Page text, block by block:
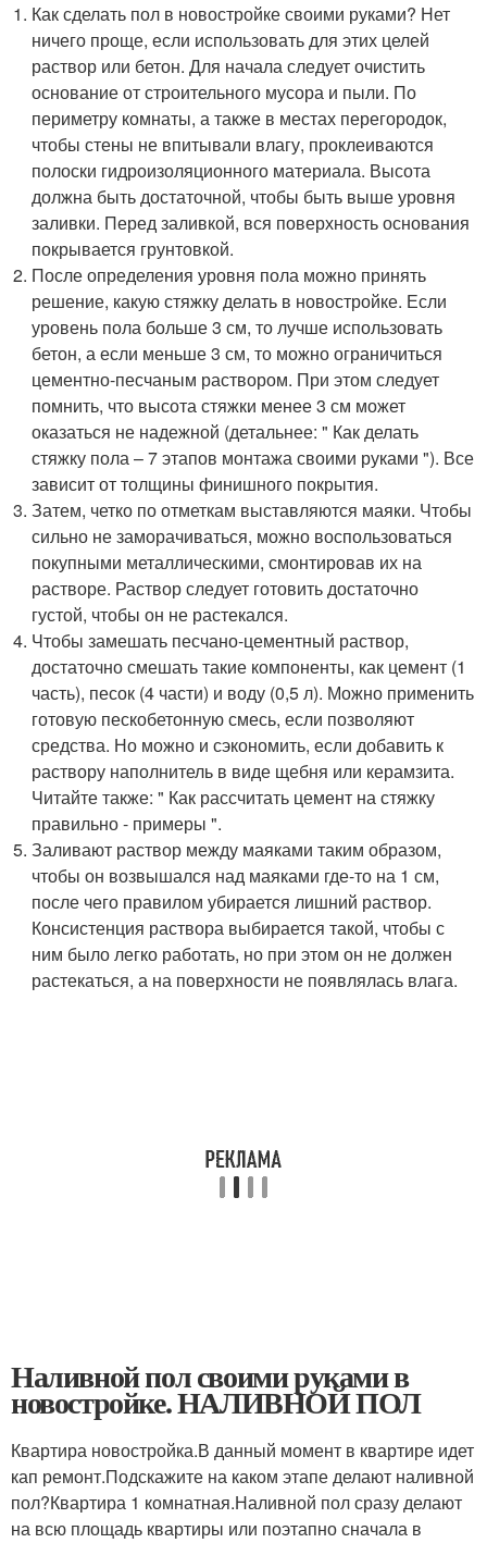
Как сделать пол в новостройке своими руками? Нет
ничего проще, если использовать для этих целей
раствор или бетон. Для начала следует очистить
основание от строительного мусора и пыли. По
периметру комнаты, а также в местах перегородок,
чтобы стены не впитывали влагу, проклеиваются
полоски гидроизоляционного материала. Высота
должна быть достаточной, чтобы быть выше уровня
заливки. Перед заливкой, вся поверхность основания
покрывается грунтовкой.
После определения уровня пола можно принять
решение, какую стяжку делать в новостройке. Если
уровень пола больше 3 см, то лучше использовать
бетон, а если меньше 3 см, то можно ограничиться
цементно-песчаным раствором. При этом следует
помнить, что высота стяжки менее 3 см может
оказаться не надежной (детальнее: " Как делать
стяжку пола – 7 этапов монтажа своими руками "). Все
зависит от толщины финишного покрытия.
Затем, четко по отметкам выставляются маяки. Чтобы
сильно не заморачиваться, можно воспользоваться
покупными металлическими, смонтировав их на
растворе. Раствор следует готовить достаточно
густой, чтобы он не растекался.
Чтобы замешать песчано-цементный раствор,
достаточно смешать такие компоненты, как цемент (1
часть), песок (4 части) и воду (0,5 л). Можно применить
готовую пескобетонную смесь, если позволяют
средства. Но можно и сэкономить, если добавить к
раствору наполнитель в виде щебня или керамзита.
Читайте также: " Как рассчитать цемент на стяжку
правильно - примеры ".
Заливают раствор между маяками таким образом,
чтобы он возвышался над маяками где-то на 1 см,
после чего правилом убирается лишний раствор.
Консистенция раствора выбирается такой, чтобы с
ним было легко работать, но при этом он не должен
растекаться, а на поверхности не появлялась влага.
Наливной пол своими руками в
новостройке. НАЛИВНОЙ ПОЛ
Квартира новостройка.В данный момент в квартире идет
кап ремонт.Подскажите на каком этапе делают наливной
пол?Квартира 1 комнатная.Наливной пол сразу делают
на всю площадь квартиры или поэтапно сначала в